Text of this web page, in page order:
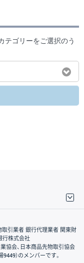
テゴリーをご選択のう
取引業者 銀行代理業者 関東財
行株式会社
協会、日本商品先物取引協会
）のメンバーです。